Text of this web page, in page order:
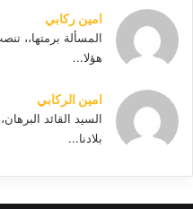
امين ركابي
المسألة برمتها،،
هؤلا...
امين الركابي
السيد القائد
بلادنا...